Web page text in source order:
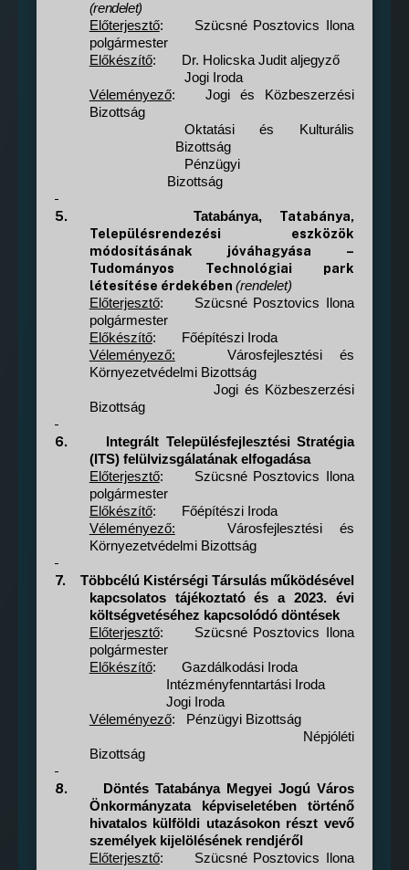
(rendelet)
Előterjesztő:
Szücsné Posztovics Ilona
polgármester
Előkészítő:
Dr. Holicska Judit aljegyző
Jogi Iroda
Véleményező:
Jogi és Közbeszerzési
Bizottság
Oktatási és Kulturális
Bizottság
Pénzügyi
Bizottság
5. Tatabánya, Tatabánya,
Településrendezési eszközök
módosításának jóváhagyása –
Tudományos Technológiai park
létesítése érdekében (rendelet)
Előterjesztő:
Szücsné Posztovics Ilona
polgármester
Előkészítő:
Főépítészi Iroda
Véleményező:
Városfejlesztési és
Környezetvédelmi Bizottság
Jogi és Közbeszerzési
Bizottság
6.
Integrált Településfejlesztési Stratégia
(ITS) felülvizsgálatának elfogadása
Előterjesztő:
Szücsné Posztovics Ilona
polgármester
Előkészítő:
Főépítészi Iroda
Véleményező:
Városfejlesztési és
Környezetvédelmi Bizottság
7.
Többcélú Kistérségi Társulás működésével
kapcsolatos tájékoztató és a 2023. évi
költségvetéséhez kapcsolódó döntések
Előterjesztő:
Szücsné Posztovics Ilona
polgármester
Előkészítő:
Gazdálkodási Iroda
Intézményfenntartási Iroda
Jogi Iroda
Véleményező:
Pénzügyi Bizottság
Népjóléti
Bizottság
8.
Döntés Tatabánya Megyei Jogú Város
Önkormányzata képviseletében történő
hivatalos külföldi utazásokon részt vevő
személyek kijelölésének rendjéről
Előterjesztő:
Szücsné Posztovics Ilona